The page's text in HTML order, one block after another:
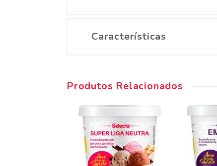
Características
Produtos Relacionados